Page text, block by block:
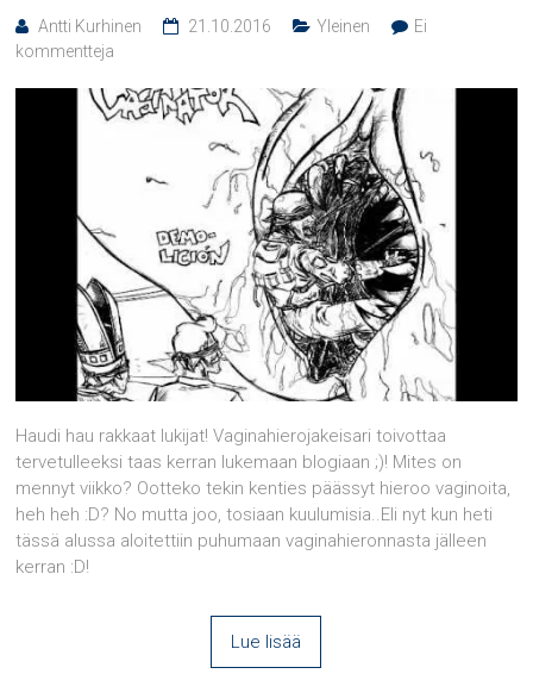
Antti Kurhinen 21.10.2016 Yleinen
Ei
kommentteja
Haudi hau rakkaat lukijat! Vaginahierojakeisari toivottaa
tervetulleeksi taas kerran lukemaan blogiaan ;)! Mites on
mennyt viikko? Ootteko tekin kenties päässyt hieroo vaginoita,
heh heh :D? No mutta joo, tosiaan kuulumisia..Eli nyt kun heti
tässä alussa aloitettiin puhumaan vaginahieronnasta jälleen
kerran :D!
Lue lisää